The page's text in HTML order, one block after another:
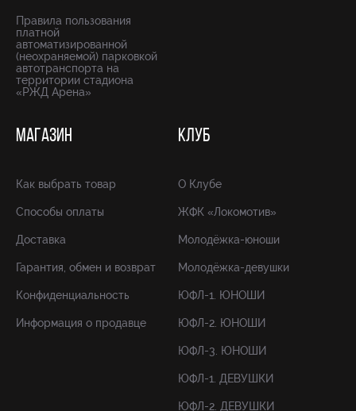
Правила пользования
платной
автоматизированной
(неохраняемой) парковкой
автотранспорта на
территории стадиона
«РЖД Арена»
МАГАЗИН
Как выбрать товар
Способы оплаты
Доставка
Гарантия, обмен и возврат
Конфиденциальность
Информация о продавце
КЛУБ
О Клубе
ЖФК «Локомотив»
Молодёжка-юноши
Молодёжка-девушки
ЮФЛ-1. ЮНОШИ
ЮФЛ-2. ЮНОШИ
ЮФЛ-3. ЮНОШИ
ЮФЛ-1. ДЕВУШКИ
ЮФЛ-2. ДЕВУШКИ